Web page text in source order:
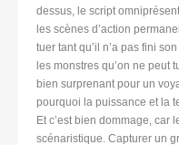
dessus, le script
les scènes d’action
tuer tant qu’il n’a pas fini
les monstres qu’on ne peut
bien surprenant pour un
pourquoi la puissance et la
Et c’est bien dommage, car
scénaristique. Capturer un